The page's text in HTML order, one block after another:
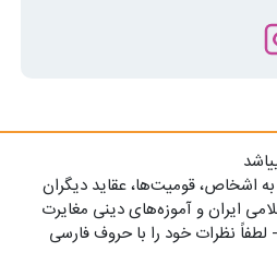
به اشخاص، قومیت‌ها، عقاید دیگران
ایران و آموزه‌های دینی مغایرت
نظرات خود را با حروف فارسی